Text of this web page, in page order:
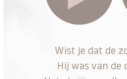
Wist je dat de
Hij was van de